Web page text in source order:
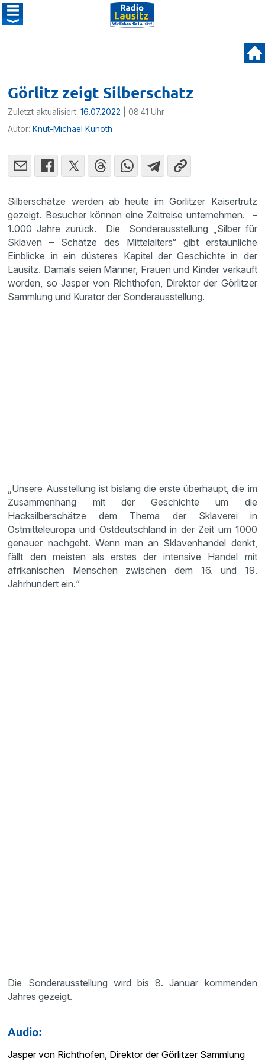
Görlitz zeigt Silberschatz
Zuletzt aktualisiert:16.07.2022 | 08:41 Uhr
Autor: Knut-Michael Kunoth
Silberschätze werden ab heute im Görlitzer Kaisertrutz
gezeigt. Besucher können eine Zeitreise unternehmen. –
1.000 Jahre zurück. Die Sonderausstellung „Silber für
Sklaven – Schätze des Mittelalters“ gibt erstaunliche
Einblicke in ein düsteres Kapitel der Geschichte in der
Lausitz. Damals seien Männer, Frauen und Kinder verkauft
worden, so Jasper von Richthofen, Direktor der Görlitzer
Sammlung und Kurator der Sonderausstellung.
„Unsere Ausstellung ist bislang die erste überhaupt, die im
Zusammenhang mit der Geschichte um die
Hacksilberschätze dem Thema der Sklaverei in
Ostmitteleuropa und Ostdeutschland in der Zeit um 1000
genauer nachgeht. Wenn man an Sklavenhandel denkt,
fällt den meisten als erstes der intensive Handel mit
afrikanischen Menschen zwischen dem 16. und 19.
Jahrhundert ein.“
Die Sonderausstellung wird bis 8. Januar kommenden
Jahres gezeigt.
Audio:
Jasper von Richthofen, Direktor der Görlitzer Sammlung